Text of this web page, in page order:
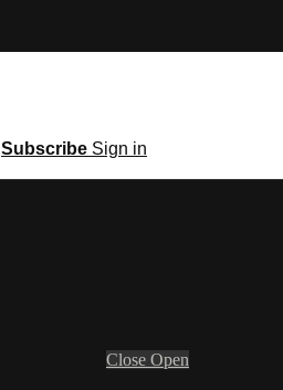
Subscribe Sign in
Close Open